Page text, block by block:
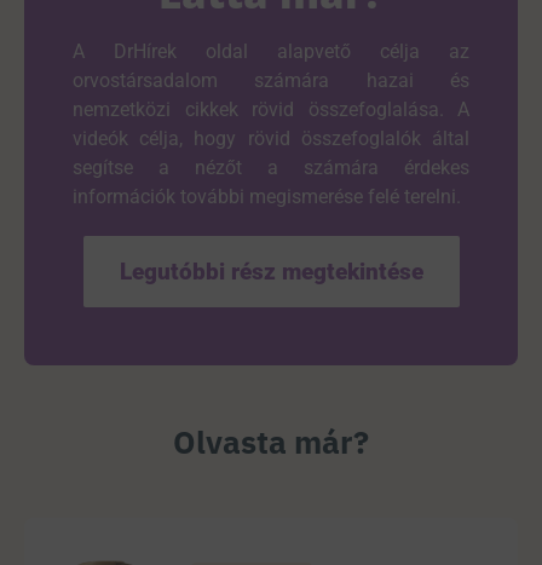
A DrHírek oldal alapvető célja az
orvostársadalom számára hazai és
nemzetközi cikkek rövid összefoglalása. A
videók célja, hogy rövid összefoglalók által
segítse a nézőt a számára érdekes
információk további megismerése felé terelni.
Legutóbbi rész megtekintése
Olvasta már?